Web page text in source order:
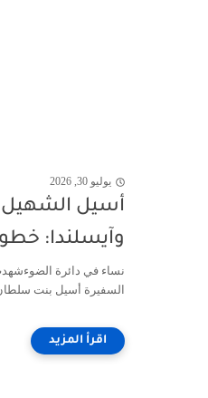
يوليو 30, 2026
أسيل الشهيل
وآيسلندا:
نساء في دائرة
السفيرة أسيل بنت